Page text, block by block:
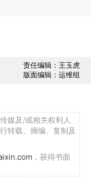
责任编辑：王玉虎
版面编辑：运维组
媒及/或相关权利人
转载、摘编、复制及
，获得书面